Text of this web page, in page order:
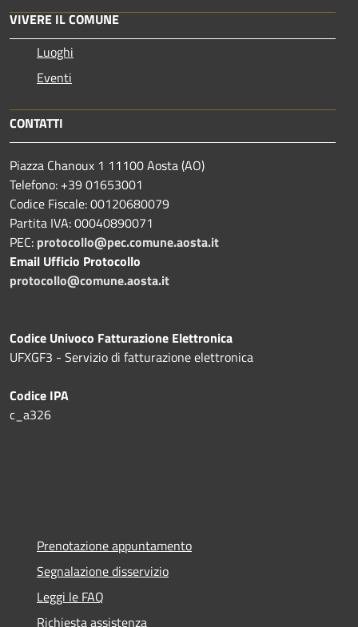
VIVERE IL COMUNE
Luoghi
Eventi
CONTATTI
Piazza Chanoux 1 11100 Aosta (AO)
Telefono: +39 01653001
Codice Fiscale: 00120680079
Partita IVA: 00040890071
PEC: protocollo@pec.comune.aosta.it
Email Ufficio Protocollo
protocollo@comune.aosta.it
Codice Univoco Fatturazione Elettronica
UFXGF3 - Servizio di fatturazione elettronica
Codice IPA
c_a326
Prenotazione appuntamento
Segnalazione disservizio
Leggi le FAQ
Richiesta assistenza